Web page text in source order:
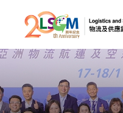
跳到内容（